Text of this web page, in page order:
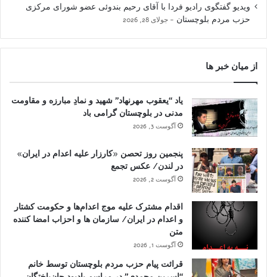
ویدیو گفتگوی رادیو فردا با آقای رحیم بندوئی عضو شورای مرکزی
حزب مردم بلوچستان
جولای 28, 2026
از میان خبر ها
یاد “یعقوب مهرنهاد” شهید و نمادِ مبارزه و مقاومت
مدنی در بلوچستان گرامی باد
آگوست 3, 2026
پنجمین روز تحصن «کارزار علیه اعدام در ایران»
در لندن/ عکس تجمع
آگوست 2, 2026
اقدام مشترک علیه موج اعدام‌ها و حکومت کشتار
و اعدام در ایران/ سازمان ها و احزاب امضا کننده
متن
آگوست 1, 2026
قرائت پیام حزب مردم بلوچستان توسط خانم